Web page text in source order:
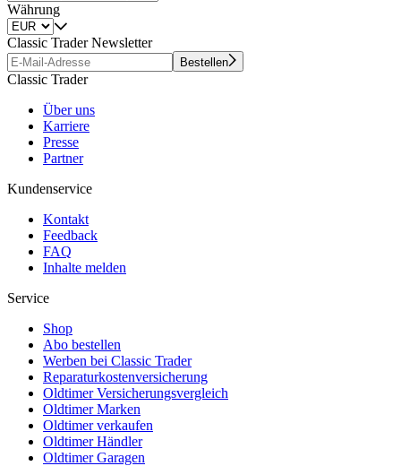
Währung
Classic Trader Newsletter
Bestellen
Classic Trader
Über uns
Karriere
Presse
Partner
Kundenservice
Kontakt
Feedback
FAQ
Inhalte melden
Service
Shop
Abo bestellen
Werben bei Classic Trader
Reparaturkostenversicherung
Oldtimer Versicherungsvergleich
Oldtimer Marken
Oldtimer verkaufen
Oldtimer Händler
Oldtimer Garagen